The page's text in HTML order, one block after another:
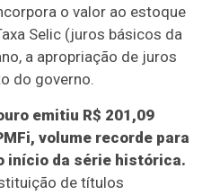
o valor ao estoque
Selic (juros básicos da
a apropriação de juros
do governo.
emitiu R$ 201,09
volume recorde para
início da série histórica.
de títulos